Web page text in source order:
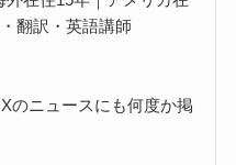
翻訳・英語講師
のニュースにも何度か掲